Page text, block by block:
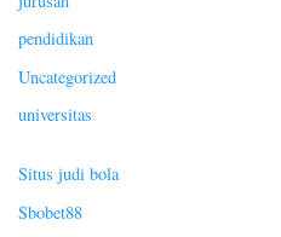
pendidikan
Uncategorized
universitas
Situs judi bola
Sbobet88